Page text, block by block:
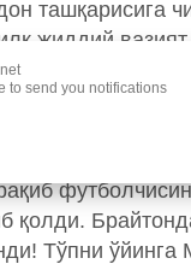
ташқарисига
жиддий
юзага келди.
зарбаси
тепди.
олди.
қолди.
Тўпни
to send you notifications